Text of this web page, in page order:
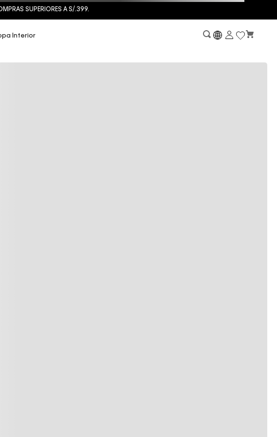
SUPERIORES A S/.399.
Interior